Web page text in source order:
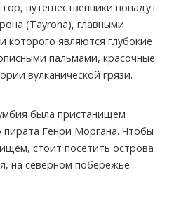
путешественники попадут
(Tayrona), главными
которого являются глубокие
пальмами, красочные
вулканической грязи.
была пристанищем
пирата Генри Моргана. Чтобы
стоит посетить острова
на северном побережье